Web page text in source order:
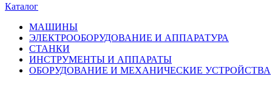
Каталог
МАШИНЫ
ЭЛЕКТРООБОРУДОВАНИЕ И АППАРАТУРА
СТАНКИ
ИНСТРУМЕНТЫ И АППАРАТЫ
ОБОРУДОВАНИЕ И МЕХАНИЧЕСКИЕ УСТРОЙСТВА